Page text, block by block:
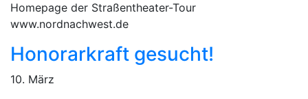
Homepage der Straßentheater-Tour
www.nordnachwest.de
Honorarkraft gesucht!
10. März